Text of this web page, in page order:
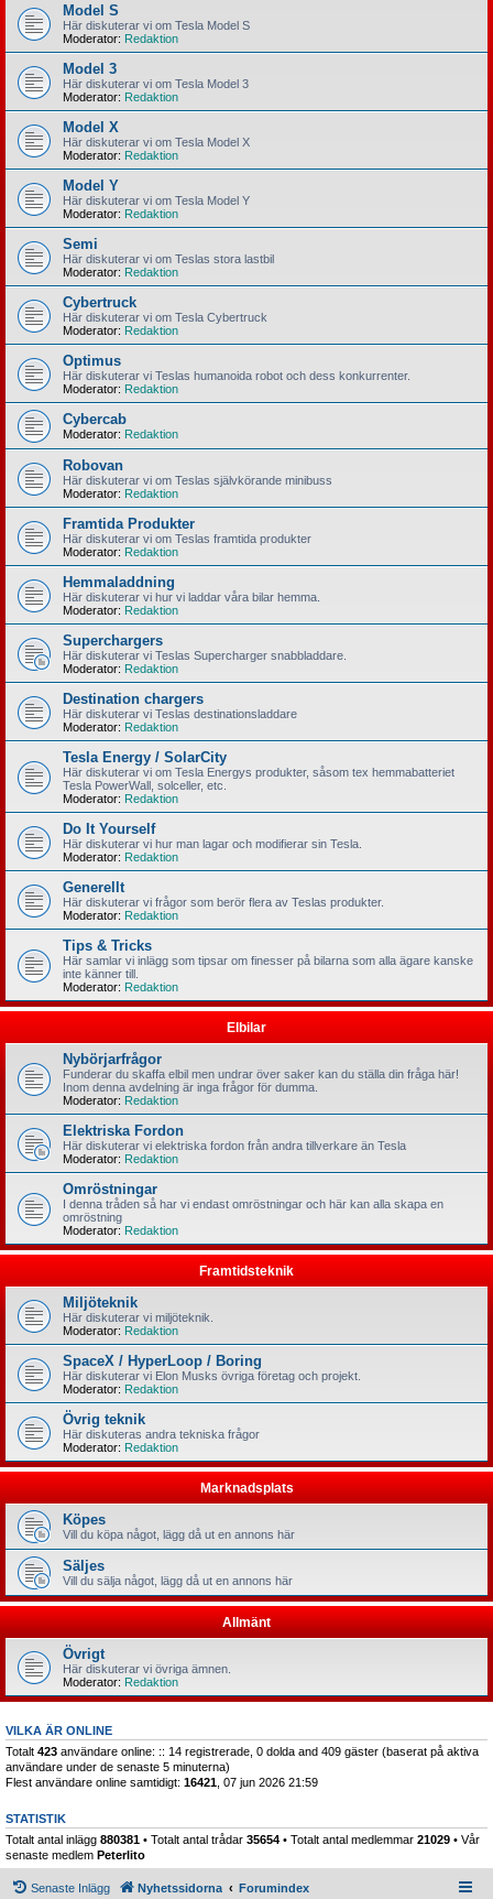
Model S
Här diskuterar vi om Tesla Model S
Moderator: Redaktion
Model 3
Här diskuterar vi om Tesla Model 3
Moderator: Redaktion
Model X
Här diskuterar vi om Tesla Model X
Moderator: Redaktion
Model Y
Här diskuterar vi om Tesla Model Y
Moderator: Redaktion
Semi
Här diskuterar vi om Teslas stora lastbil
Moderator: Redaktion
Cybertruck
Här diskuterar vi om Tesla Cybertruck
Moderator: Redaktion
Optimus
Här diskuterar vi Teslas humanoida robot och dess konkurrenter.
Moderator: Redaktion
Cybercab
Moderator: Redaktion
Robovan
Här diskuterar vi om Teslas självkörande minibuss
Moderator: Redaktion
Framtida Produkter
Här diskuterar vi om Teslas framtida produkter
Moderator: Redaktion
Hemmaladdning
Här diskuterar vi hur vi laddar våra bilar hemma.
Moderator: Redaktion
Superchargers
Här diskuterar vi Teslas Supercharger snabbladdare.
Moderator: Redaktion
Destination chargers
Här diskuterar vi Teslas destinationsladdare
Moderator: Redaktion
Tesla Energy / SolarCity
Här diskuterar vi om Tesla Energys produkter, såsom tex hemmabatteriet
Tesla PowerWall, solceller, etc.
Moderator: Redaktion
Do It Yourself
Här diskuterar vi hur man lagar och modifierar sin Tesla.
Moderator: Redaktion
Generellt
Här diskuterar vi frågor som berör flera av Teslas produkter.
Moderator: Redaktion
Tips & Tricks
Här samlar vi inlägg som tipsar om finesser på bilarna som alla ägare kanske
inte känner till.
Moderator: Redaktion
Elbilar
Nybörjarfrågor
Funderar du skaffa elbil men undrar över saker kan du ställa din fråga här!
Inom denna avdelning är inga frågor för dumma.
Moderator: Redaktion
Elektriska Fordon
Här diskuterar vi elektriska fordon från andra tillverkare än Tesla
Moderator: Redaktion
Omröstningar
I denna tråden så har vi endast omröstningar och här kan alla skapa en
omröstning
Moderator: Redaktion
Framtidsteknik
Miljöteknik
Här diskuterar vi miljöteknik.
Moderator: Redaktion
SpaceX / HyperLoop / Boring
Här diskuterar vi Elon Musks övriga företag och projekt.
Moderator: Redaktion
Övrig teknik
Här diskuteras andra tekniska frågor
Moderator: Redaktion
Marknadsplats
Köpes
Vill du köpa något, lägg då ut en annons här
Säljes
Vill du sälja något, lägg då ut en annons här
Allmänt
Övrigt
Här diskuterar vi övriga ämnen.
Moderator: Redaktion
VILKA ÄR ONLINE
Totalt 423 användare online: :: 14 registrerade, 0 dolda and 409 gäster (baserat på aktiva
användare under de senaste 5 minuterna)
Flest användare online samtidigt: 16421 , 07 jun 2026 21:59
STATISTIK
Totalt antal inlägg 880381 • Totalt antal trådar 35654 • Totalt antal medlemmar 21029 • Vår
senaste medlem Peterlito
Senaste Inlägg Nyhetssidorna Forumindex